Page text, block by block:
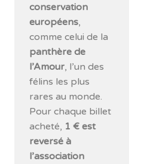
conservation
européens,
comme celui de la
panthère de
l’Amour, l’un des
félins les plus
rares au monde.
Pour chaque billet
acheté, 1 € est
reversé à
l’association